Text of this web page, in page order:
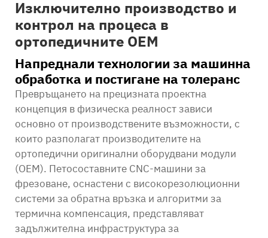
Изключително производство и
контрол на процеса в
ортопедичните OEM
Напреднали технологии за машинна
обработка и постигане на толеранс
Превръщането на прецизната проектна
концепция в физическа реалност зависи
основно от производствените възможности, с
които разполагат производителите на
ортопедични оригинални оборудвани модули
(OEM). Петосоставните CNC-машини за
фрезоване, оснастени с високорезолюционни
системи за обратна връзка и алгоритми за
термична компенсация, представляват
задължителна инфраструктура за